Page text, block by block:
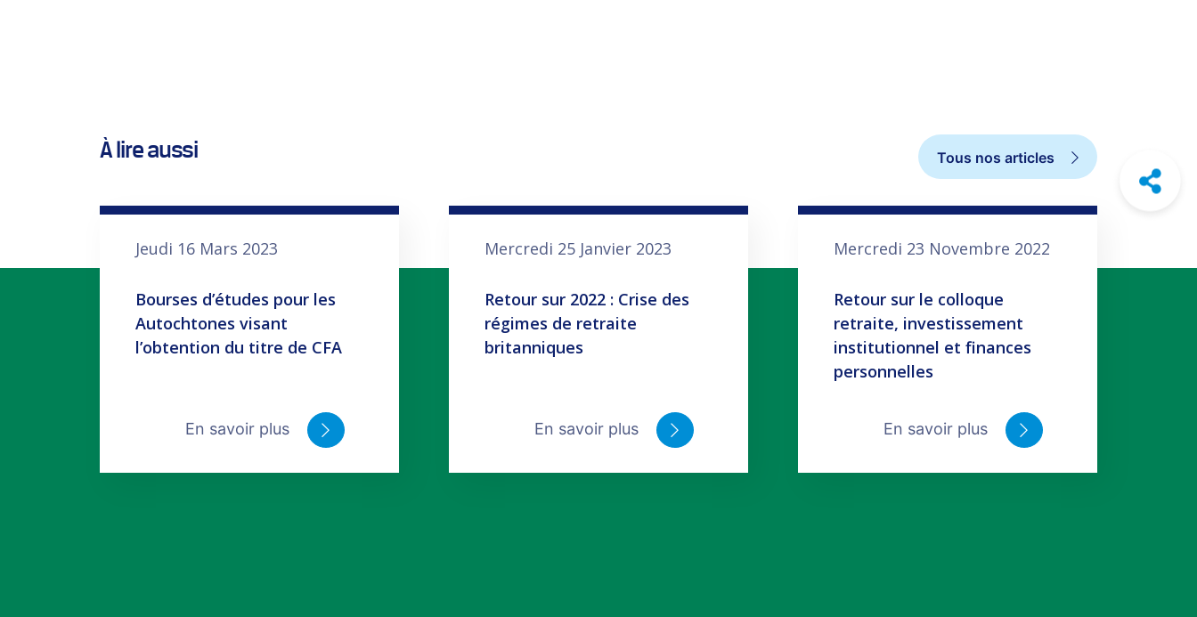
À lire aussi Tous nos articles
Jeudi 16 Mars 2023
Bourses d’études pour les
Autochtones visant
l’obtention du titre de CFA
En savoir plus
Mercredi 25 Janvier 2023
Retour sur 2022 : Crise des
régimes de retraite
britanniques
En savoir plus
Mercredi 23 Novembre 2022
Retour sur le colloque
retraite, investissement
institutionnel et finances
personnelles
En savoir plus